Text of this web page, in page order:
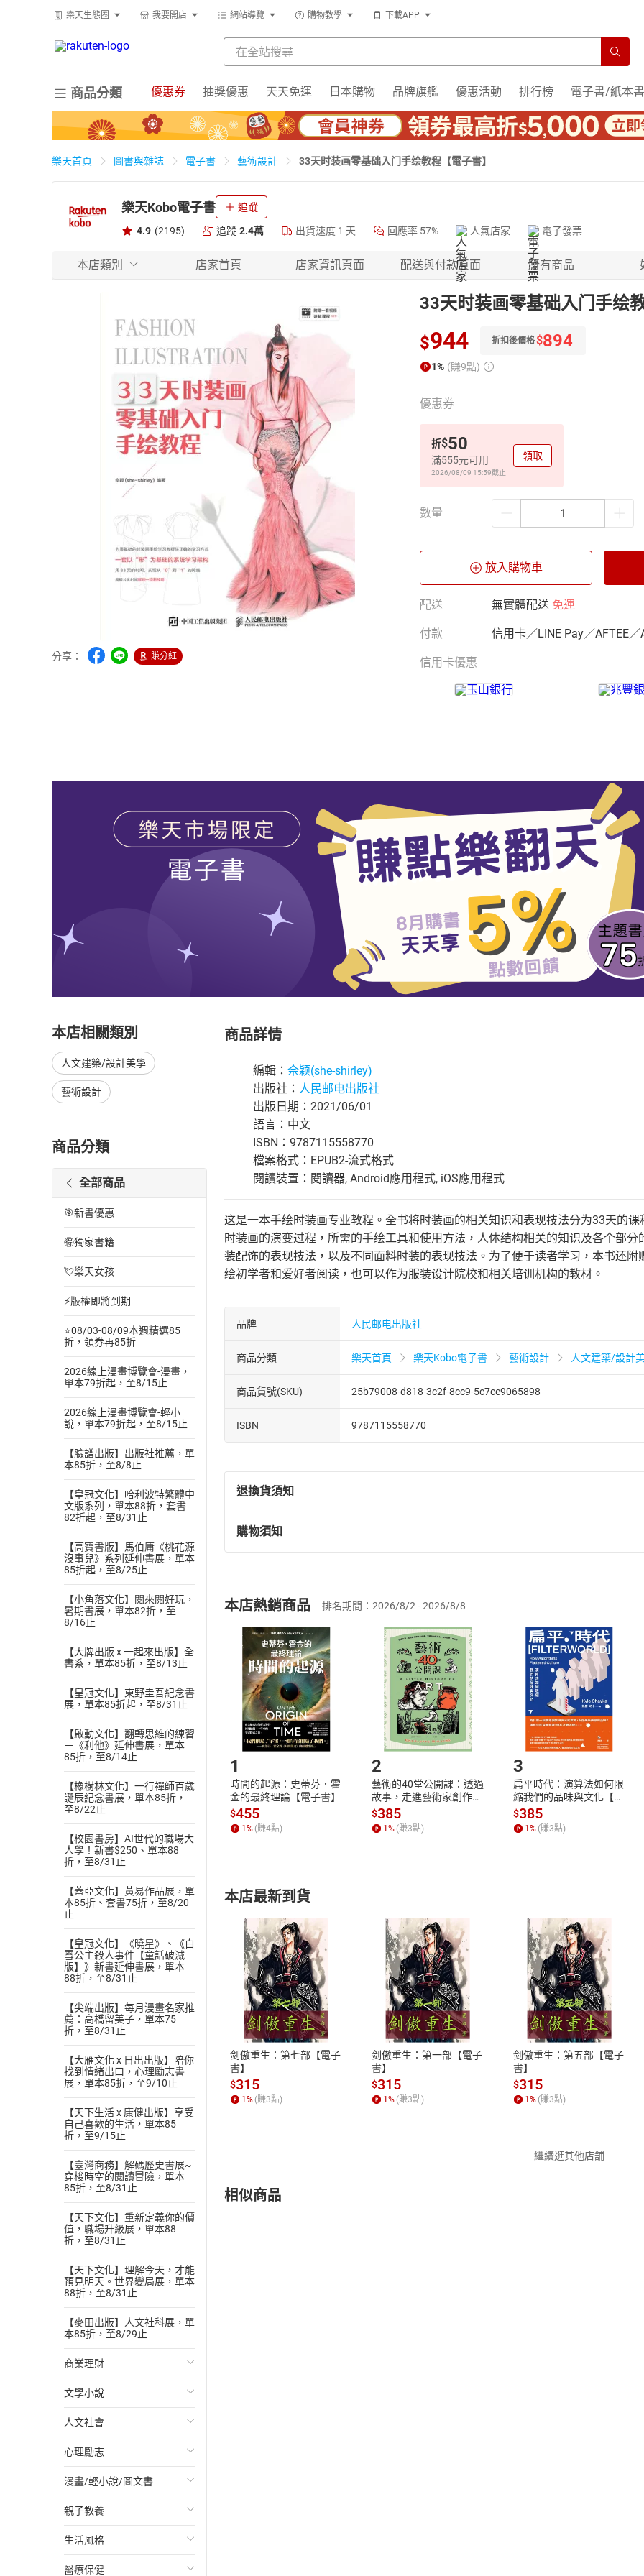
樂天生態圈 我要開店 網站導覽 購物教學 下載APP
商品分類 優惠券 抽獎優惠 天天免運 日本購物 品牌旗艦 優惠活動 排行榜 電子書/紙本書
樂天首頁 圖書與雜誌 電子書 藝術設計 33天时装画零基础入门手绘教程【電子書】
樂天Kobo電子書 追蹤
4.9 (2195) 追蹤 2.4萬 出貨速度 1 天 回應率 57% 人氣店家 電子發票
本店類別 店家首頁 店家資訊頁面 配送與付款頁面 所有商品
分享： 賺分紅
33天时装画零基础入门手绘
$944 折扣後價格$894
1% (賺9點)
優惠券
折$50
滿555元可用
2026/08/09 15:59截止
領取
數量
放入購物車
配送 無實體配送 免運
付款 信用卡／LINE Pay／AFTEE／
信用卡優惠
本店相關類別
人文建築/設計美學
藝術設計
商品分類
全部商品
🎯新書優惠
🉐獨家書籍
💘樂天女孩
⚡版權即將到期
⭐08/03-08/09本週精選85
折，領券再85折
2026線上漫畫博覽會-漫畫，
單本79折起，至8/15止
2026線上漫畫博覽會-輕小
說，單本79折起，至8/15止
【臉譜出版】出版社推薦，單
本85折，至8/8止
【皇冠文化】哈利波特繁體中
文版系列，單本88折，套書
82折起，至8/31止
【高寶書版】馬伯庸《桃花源
沒事兒》系列延伸書展，單本
85折起，至8/25止
【小角落文化】閱來閱好玩，
暑期書展，單本82折，至
8/16止
【大牌出版 x 一起來出版】全
書系，單本85折，至8/13止
【皇冠文化】東野圭吾紀念書
展，單本85折起，至8/31止
【啟動文化】翻轉思維的練習
－《利他》延伸書展，單本
85折，至8/14止
【橡樹林文化】一行禪師百歲
誕辰紀念書展，單本85折，
至8/22止
【校園書房】AI世代的職場大
人學！新書$250、單本88
折，至8/31止
【蓋亞文化】黃易作品展，單
本85折、套書75折，至8/20
止
【皇冠文化】《曉星》、《白
雪公主殺人事件【童話破滅
版】》新書延伸書展，單本
88折，至8/31止
【尖端出版】每月漫畫名家推
薦：高橋留美子，單本75
折，至8/31止
【大雁文化 x 日出出版】陪你
找到情緒出口，心理勵志書
展，單本85折，至9/10止
【天下生活 x 康健出版】享受
自己喜歡的生活，單本85
折，至9/15止
【臺灣商務】解碼歷史書展~
穿梭時空的閱讀冒險，單本
85折，至8/31止
【天下文化】重新定義你的價
值，職場升級展，單本88
折，至8/31止
【天下文化】理解今天，才能
預見明天。世界變局展，單本
88折，至8/31止
【麥田出版】人文社科展，單
本85折，至8/29止
商業理財
投資理財
經濟/趨勢
財務/金融
管理/領導
職場工作術
成功法
行銷/廣告
文學小說
歐美文學
日本文學
韓國文學
華文文學
經典文學
成長/家庭生活小說
人文社會
國際關係
政治
社會科學
台灣/中國歷史
日/韓歷史
心理勵志
心靈成長/情緒
人際關係
兩性關係
心理學
漫畫/輕小說/圖文書
輕小說
奇幻/科幻
愛情故事
親子教養
教育現場
兒童文學/故事
生活風格
飲食/食譜
醫療保健
商品詳情
編輯： 佘颖(she-shirley)
出版社： 人民邮电出版社
出版日期：2021/06/01
語言：中文
ISBN：9787115558770
檔案格式：EPUB2-流式格式
閱讀裝置：閱讀器, Android應用程式, iOS應用程式
这是一本手绘时装画专业教程。全书将时装画的相关知识和表现技法分为33天的
时装画的演变过程，所需的手绘工具和使用方法，人体结构相关的知识及各个部
装配饰的表现技法，以及不同面料时装的表现技法。为了便于读者学习，本书还
绘初学者和爱好者阅读，也可以作为服装设计院校和相关培训机构的教材。
品牌 人民邮电出版社
商品分類 樂天首頁 樂天Kobo電子書 藝術設計 人文建築/設計
商品貨號(SKU) 25b79008-d818-3c2f-8cc9-5c7ce9065898
ISBN 9787115558770
退換貨須知
退換貨規定：
(一)依消費者保護法第19條第1項後段暨通訊交易解除權合理例外情事適用
(二)消費者訂購本店鋪之商品即代表知悉本店鋪所銷售之商品為電子書，
且已下載/存取電子書，不得請求退貨退款。
退貨方式：您欲取消訂單或辦理退貨時，請登入樂天市場，並於「我的訂單
貨」，本店鋪將依您的申請進行審核，待審核通過後將為您辦理退款事宜。
請注意，樂天市場須以整筆訂單為單位進行取消/退貨，恕無法以單支商品取
購物須知
挑選商品
Choose
放入購物車
Shopping cart
登入帳號
Login
購書後，如何開始使用？
Step1.選擇閱讀載具 Step2.登入
付款方式
ATM轉帳、信用卡、LINE PAY、AFTEE
退換貨規範
本店是否提供消費者保護法七日猶
之權利，遽消費者保護法及通訊交
除權合理例外情事適用準則，依商
質各有不同規定。詳細退換貨說明
照各商品說明。
本店熱銷商品 排名期間：2026/8/2 - 2026/8/8
1
時間的起源：史蒂芬．霍
金的最終理論【電子書】
$455
1 % (賺4點)
2
藝術的40堂公開課：透過
故事，走進藝術家創作現
場，看藝術如何誕生、如
何形塑人類生活【電子
書】
$385
1 % (賺3點)
3
扁平時代：演算法如何限
縮我們的品味與文化【電
子書】
$385
1 % (賺3點)
本店最新到貨
剑傲重生：第七部【電子
書】
$315
1 % (賺3點)
剑傲重生：第一部【電子
書】
$315
1 % (賺3點)
剑傲重生：第五部【電子
書】
$315
1 % (賺3點)
繼續逛其他店舖
相似商品